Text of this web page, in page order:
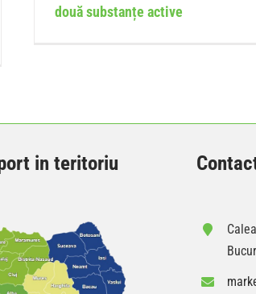
două substanțe active
in teritoriu